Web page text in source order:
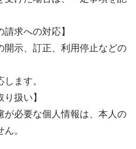
請求への対応】
示、訂正、利用停止などの
ます。
扱い】
必要な個人情報は、本人の
。